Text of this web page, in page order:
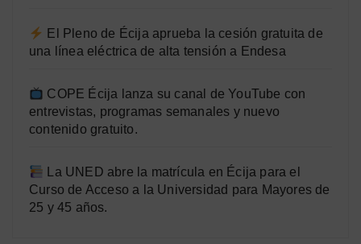
El Pleno de Écija aprueba la cesión gratuita de
una línea eléctrica de alta tensión a Endesa
COPE Écija lanza su canal de YouTube con
entrevistas, programas semanales y nuevo
contenido gratuito.
La UNED abre la matrícula en Écija para el
Curso de Acceso a la Universidad para Mayores de
25 y 45 años.